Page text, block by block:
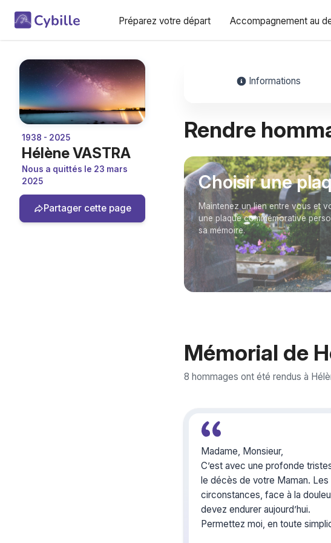
Préparez votre départ Accompagnement au
1938 - 2025
Hélène VASTRA
Nous a quittés le 23 mars
2025
Partager cette page
Informations
Rendre
Choisir une
Maintenez un lien entre vous et
une plaque commémorative
sa mémoire.
Mémorial de
8 hommages ont été rendus à
Madame, Monsieur,
C’est avec une profonde
le décès de votre Maman.
circonstances, face à la
devez endurer aujourd’hui.
Permettez moi, en toute